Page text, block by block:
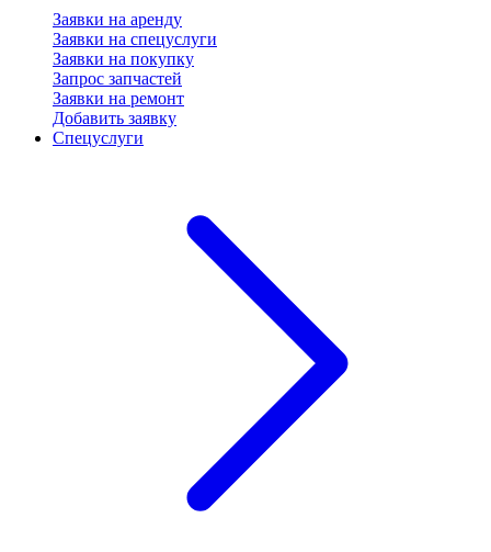
Заявки на аренду
Заявки на спецуслуги
Заявки на покупку
Запрос запчастей
Заявки на ремонт
Добавить заявку
Спецуслуги